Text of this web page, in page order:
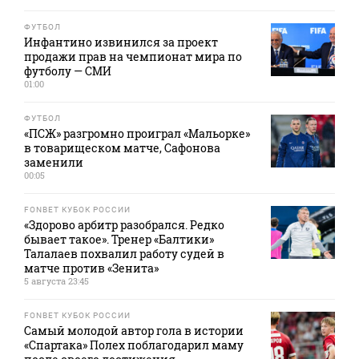
ФУТБОЛ
Инфантино извинился за проект
продажи прав на чемпионат мира по
футболу — СМИ
01:00
ФУТБОЛ
«ПСЖ» разгромно проиграл «Мальорке»
в товарищеском матче, Сафонова
заменили
00:05
FONBET КУБОК РОССИИ
«Здорово арбитр разобрался. Редко
бывает такое». Тренер «Балтики»
Талалаев похвалил работу судей в
матче против «Зенита»
5 августа 23:45
FONBET КУБОК РОССИИ
Самый молодой автор гола в истории
«Спартака» Полех поблагодарил маму